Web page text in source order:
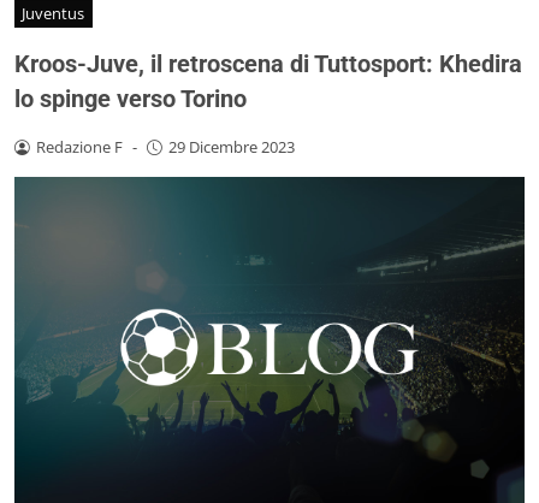
Juventus
Kroos-Juve, il retroscena di Tuttosport: Khedira
lo spinge verso Torino
Redazione F - 29 Dicembre 2023